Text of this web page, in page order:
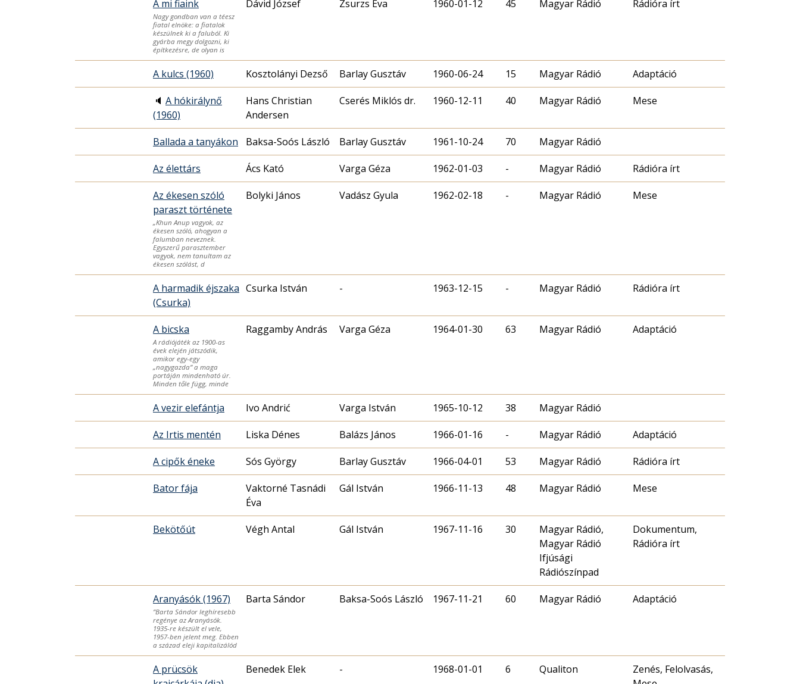
A mi fiaink
Nagy gondban van a téesz
fiatal elnöke: a fiatalok
készülnek ki a faluból. Ki
gyárba megy dolgozni, ki
építkezésre, de olyan is
Dávid József Zsurzs Éva 1960-01-12 45 Magyar Rádió Rádióra írt
A kulcs (1960) Kosztolányi Dezső Barlay Gusztáv 1960-06-24 15 Magyar Rádió Adaptáció
🔈 A hókirálynő
(1960)
Hans Christian
Andersen
Cserés Miklós dr. 1960-12-11 40 Magyar Rádió Mese
Ballada a tanyákon Baksa-Soós László Barlay Gusztáv 1961-10-24 70 Magyar Rádió
Az élettárs Ács Kató Varga Géza 1962-01-03 - Magyar Rádió Rádióra írt
Az ékesen szóló
paraszt története
„Khun Anup vagyok, az
ékesen szóló, ahogyan a
falumban neveznek.
Egyszerű parasztember
vagyok, nem tanultam az
ékesen szólást, d
Bolyki János Vadász Gyula 1962-02-18 - Magyar Rádió Mese
A harmadik éjszaka
(Csurka)
Csurka István - 1963-12-15 - Magyar Rádió Rádióra írt
A bicska
A rádiójáték az 1900-as
évek elején játszódik,
amikor egy-egy
„nagygazda” a maga
portáján mindenható úr.
Minden tőle függ, minde
Raggamby András Varga Géza 1964-01-30 63 Magyar Rádió Adaptáció
A vezir elefántja Ivo Andrić Varga István 1965-10-12 38 Magyar Rádió
Az Irtis mentén Liska Dénes Balázs János 1966-01-16 - Magyar Rádió Adaptáció
A cipők éneke Sós György Barlay Gusztáv 1966-04-01 53 Magyar Rádió Rádióra írt
Bator fája
Vaktorné Tasnádi
Éva
Gál István 1966-11-13 48 Magyar Rádió Mese
Bekötőút Végh Antal Gál István 1967-11-16 30
Magyar Rádió,
Magyar Rádió
Ifjúsági
Rádiószínpad
Dokumentum,
Rádióra írt
Aranyásók (1967)
”Barta Sándor leghíresebb
regénye az Aranyásók.
1935-re készült el vele,
1957-ben jelent meg. Ebben
a század eleji kapitalizálód
Barta Sándor Baksa-Soós László 1967-11-21 60 Magyar Rádió Adaptáció
A prücsök
Benedek Elek - 1968-01-01 6 Qualiton
Zenés, Felolvasás,